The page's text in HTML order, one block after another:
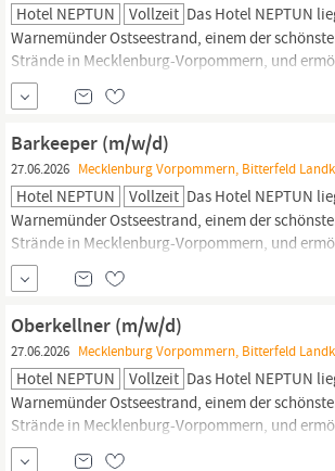
Hotel NEPTUN Vollzeit Das Hotel NEPTUN
Warnemünder Ostseestrand, einem der
Strände in Mecklenburg-Vorpommern, und
einzigartige Ausblicke, nicht nur für unsere Gäste.
Zimmern, den Restaurants, Bars sowie dem
genießen Sie einen
unvergleichlichen Blick auf die Ostsee...
Barkeeper (m/w/d)
27.06.2026 Mecklenburg Vorpommern, Bitterfeld
Hotel NEPTUN Vollzeit Das Hotel NEPTUN
Warnemünder Ostseestrand, einem der
Strände in Mecklenburg-Vorpommern, und
einzigartige Ausblicke, nicht nur für unsere Gäste.
Zimmern, den Restaurants, Bars sowie dem
genießen Sie einen
unvergleichlichen Blick auf die Ostsee...
Oberkellner (m/w/d)
27.06.2026 Mecklenburg Vorpommern, Bitterfeld
Hotel NEPTUN Vollzeit Das Hotel NEPTUN
Warnemünder Ostseestrand, einem der
Strände in Mecklenburg-Vorpommern, und
einzigartige Ausblicke, nicht nur für unsere Gäste.